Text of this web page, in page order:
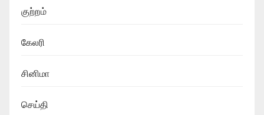
குற்றம்
கேலரி
சினிமா
செய்தி